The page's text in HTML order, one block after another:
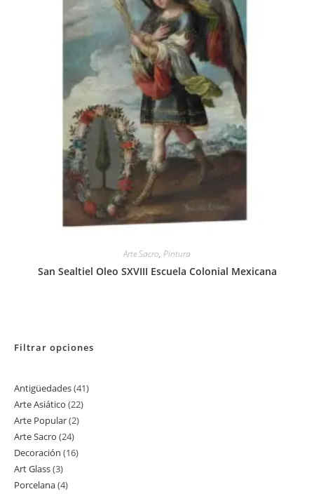
Arte Sacro, Pintura
San Sealtiel Oleo SXVIII Escuela Colonial Mexicana
Filtrar opciones
Antigüedades 4141
Arte Asiático 2222
Arte Popular 22
Arte Sacro 2424
productos
Decoración 1616
Art Glass 33
productos
Porcelana 44